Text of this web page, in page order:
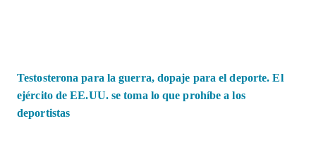
Testosterona para la guerra, dopaje para el deporte. El
ejército de EE.UU. se toma lo que prohíbe a los
deportistas